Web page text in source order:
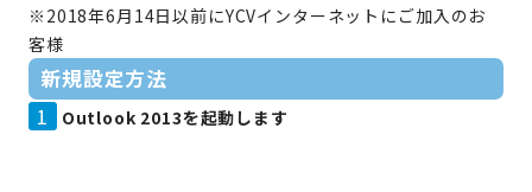
※2018年6月14日以前にYCVインターネットにご加入のお
客様
新規設定方法
1
Outlook 2013を起動します